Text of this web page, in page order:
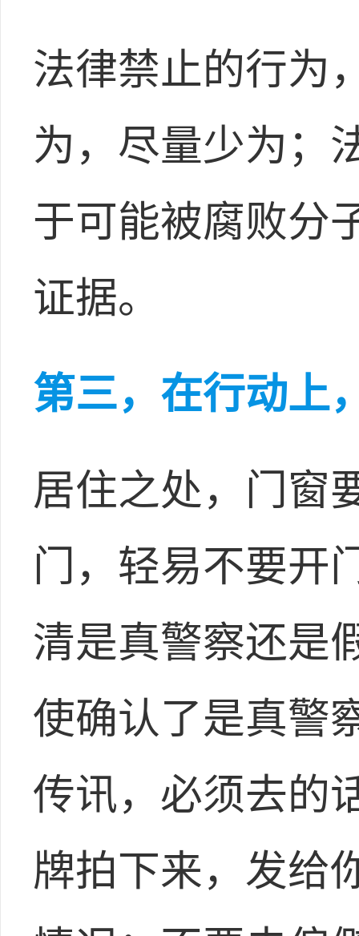
法律禁止的行为
为，尽量少为；
于可能被腐败分
证据。
第三，在行动上
居住之处，门窗
门，轻易不要开
清是真警察还是
使确认了是真警
传讯，必须去的
牌拍下来，发给